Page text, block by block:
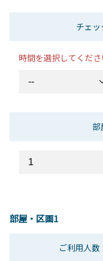
チェッ
時間を選択してくださ
部
部屋・区画1
ご利用人数